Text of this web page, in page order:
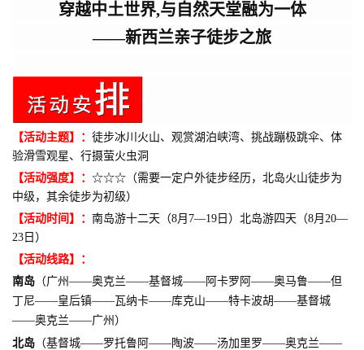
穿越中土世界,与自然天堂融为一体
——新西兰亲子徒步之旅
【活动主题】： 徒步冰川火山、 观赏湖泊峡湾、挑战蹦极跳伞、体
验滑雪观星、行摄萤火虫洞
【活动强度】： ☆☆☆（需要一定户外徒步经历，北岛火山徒步为
中级，其余徒步为初级）
【活动时间】： 南岛游十二天（8月7—19日）北岛游四天（8月20—
23日）
【活动线路】：
南岛 （广州——奥克兰——基督城——阿卡罗阿——奥马鲁——但
丁尼——皇后镇——瓦纳卡——库克山——特卡波胡——基督城
——奥克兰——广州）
北岛 （基督城——罗托鲁阿——陶波——汤加里罗——奥克兰——